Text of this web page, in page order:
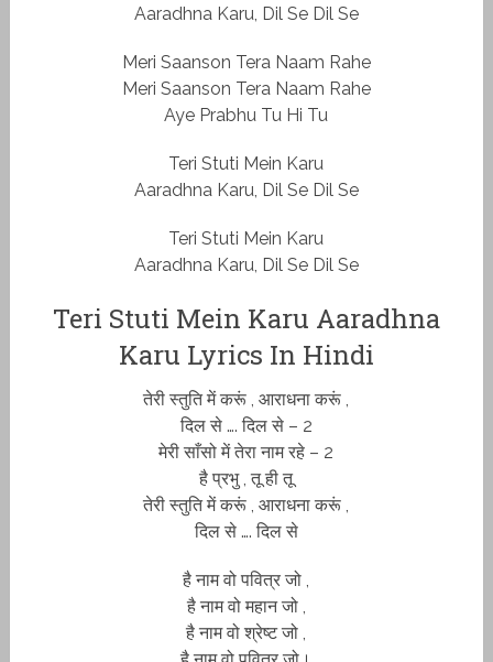
Aaradhna Karu, Dil Se Dil Se
Meri Saanson Tera Naam Rahe
Meri Saanson Tera Naam Rahe
Aye Prabhu Tu Hi Tu
Teri Stuti Mein Karu
Aaradhna Karu, Dil Se Dil Se
Teri Stuti Mein Karu
Aaradhna Karu, Dil Se Dil Se
Teri Stuti Mein Karu Aaradhna
Karu Lyrics In Hindi
तेरी स्तुति में करूं , आराधना करूं ,
दिल से …. दिल से – 2
मेरी साँसो में तेरा नाम रहे – 2
है प्रभु , तू ही तू
तेरी स्तुति में करूं , आराधना करूं ,
दिल से …. दिल से
है नाम वो पवित्र जो ,
है नाम वो महान जो ,
है नाम वो श्रेष्ट जो ,